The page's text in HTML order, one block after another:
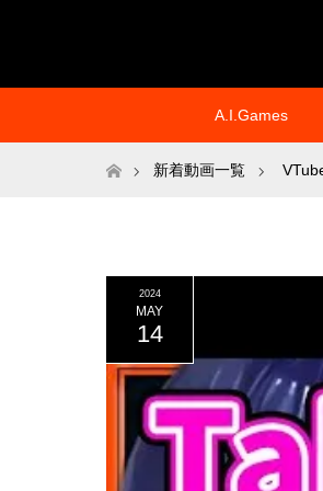
A.I.Games
ホーム新着動画一覧
2024
MAY
14